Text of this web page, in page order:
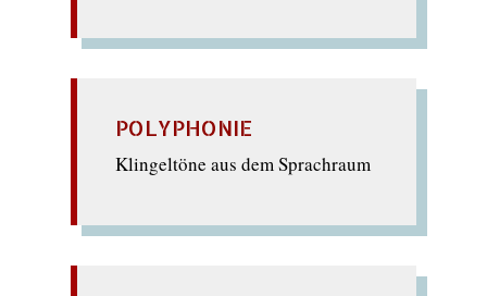
POLYPHONIE
Klingeltöne aus dem Sprachraum